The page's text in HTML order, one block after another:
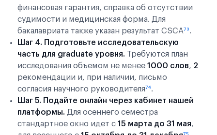
финансовая гарантия, справка об отсутствии
судимости и медицинская форма. Для
бакалавриата также указан результат CSCA⁷³.
Шаг 4. Подготовьте исследовательскую
часть для graduate уровня. Требуются план
исследования объемом не менее 1000 слов, 2
рекомендации и, при наличии, письмо
согласия научного руководителя⁷⁴.
Шаг 5. Подайте онлайн через кабинет нашей
платформы. Для осеннего семестра
стандартное окно идет с 15 марта до 31 мая,